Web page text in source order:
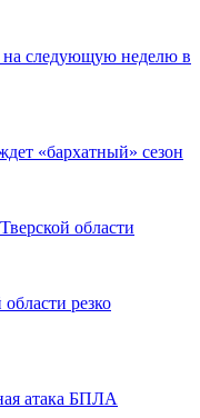
на следующую неделю в
«бархатный» сезон
области
резко
атака БПЛА